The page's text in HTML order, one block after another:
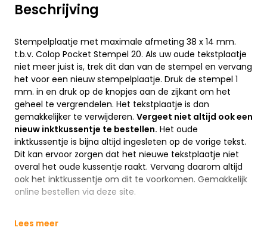
Beschrijving
Stempelplaatje met maximale afmeting 38 x 14 mm.
t.b.v. Colop Pocket Stempel 20. Als uw oude tekstplaatje
niet meer juist is, trek dit dan van de stempel en vervang
het voor een nieuw stempelplaatje. Druk de stempel 1
mm. in en druk op de knopjes aan de zijkant om het
geheel te vergrendelen. Het tekstplaatje is dan
gemakkelijker te verwijderen. Vergeet niet altijd ook een
nieuw inktkussentje te bestellen. Het oude
inktkussentje is bijna altijd ingesleten op de vorige tekst.
Dit kan ervoor zorgen dat het nieuwe tekstplaatje niet
overal het oude kussentje raakt. Vervang daarom altijd
ook het inktkussentje om dit te voorkomen. Gemakkelijk
online bestellen via deze site.
Lees meer